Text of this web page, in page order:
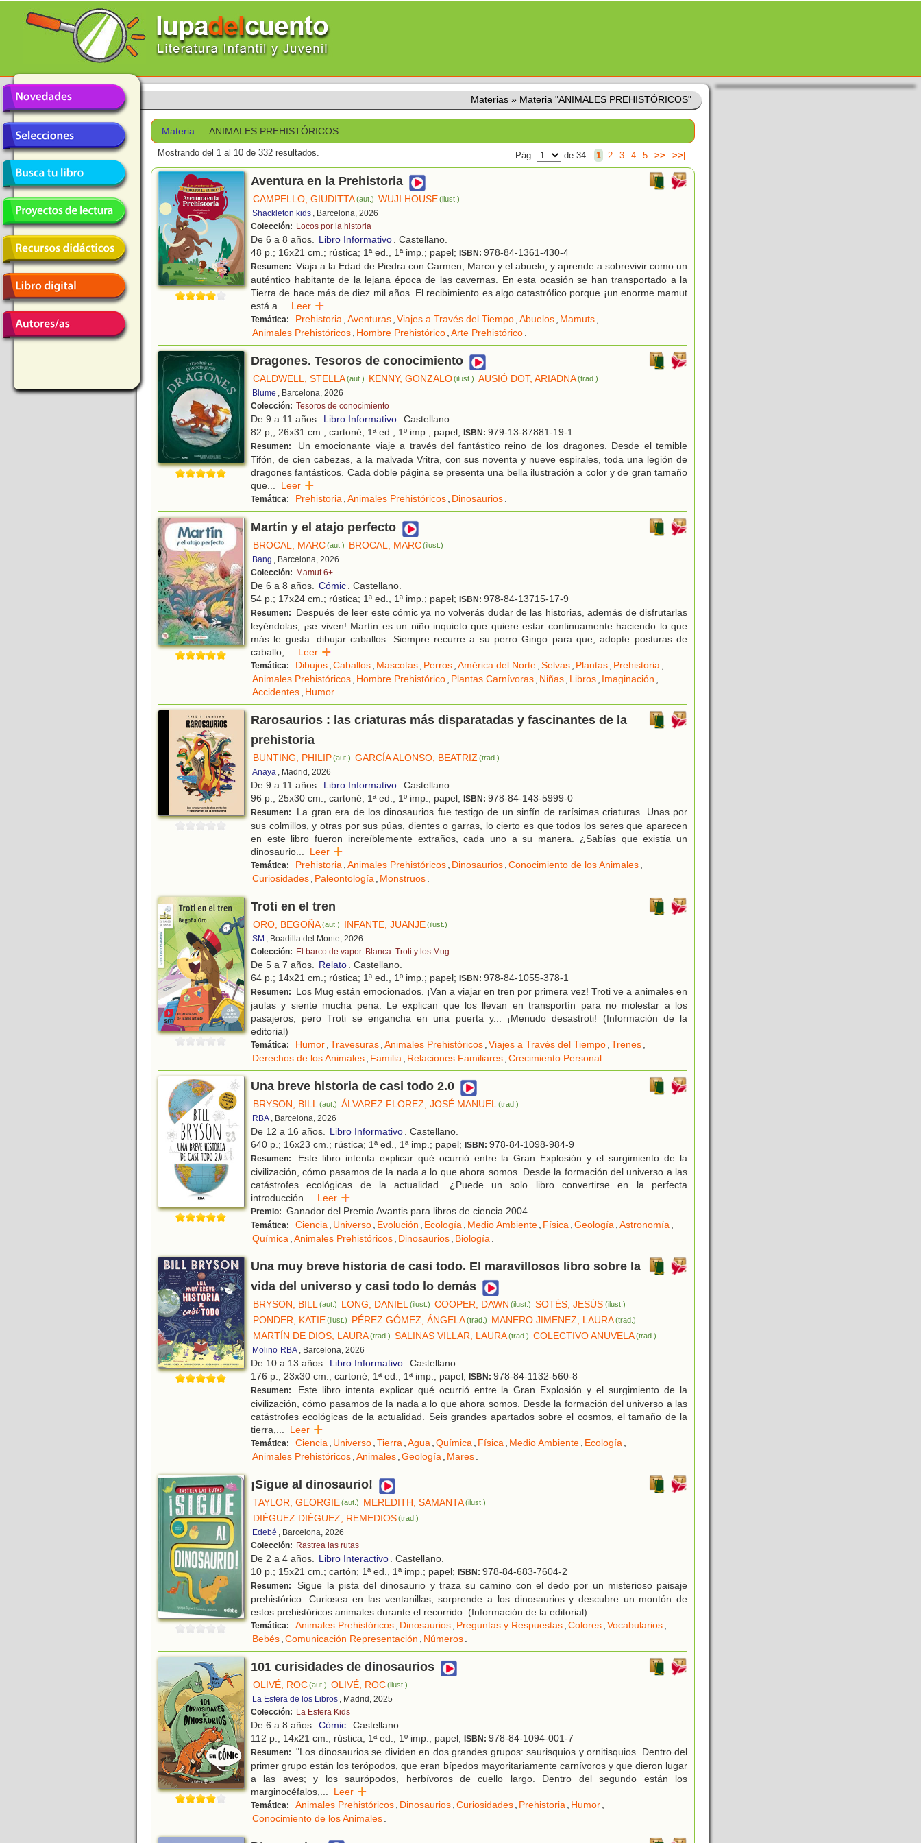
Materias » Materia "ANIMALES PREHISTÓRICOS"
Materia: ANIMALES PREHISTÓRICOS
Mostrando del 1 al 10 de 332 resultados. Pág. de 34. 1 2 3 4 5 >> >>|
Aventura en la Prehistoria
CAMPELLO, GIUDITTA(aut.) WUJI HOUSE(ilust.)
Shackleton kids , Barcelona, 2026
Colección: Locos por la historia
De 6 a 8 años. Libro Informativo. Castellano.
48 p.; 16x21 cm.; rústica; 1ª ed., 1ª imp.; papel; ISBN: 978-84-1361-430-4
Resumen: Viaja a la Edad de Piedra con Carmen, Marco y el abuelo, y aprende a sobrevivir como un
auténtico habitante de la lejana época de las cavernas. En esta ocasión se han transportado a la
Tierra de hace más de diez mil años. El recibimiento es algo catastrófico porque ¡un enorme mamut
está a... Leer
Temática: Prehistoria,Aventuras,Viajes a Través del Tiempo,Abuelos, Mamuts,
Animales Prehistóricos, Hombre Prehistórico,Arte Prehistórico.
Dragones. Tesoros de conocimiento
CALDWELL, STELLA(aut.) KENNY, GONZALO(ilust.) AUSIÓ DOT, ARIADNA(trad.)
Blume , Barcelona, 2026
Colección: Tesoros de conocimiento
De 9 a 11 años. Libro Informativo. Castellano.
82 p,; 26x31 cm.; cartoné; 1ª ed., 1º imp.; papel; ISBN: 979-13-87881-19-1
Resumen:
Un emocionante viaje a través del fantástico reino de los dragones. Desde el temible
Tifón, de cien cabezas, a la malvada Vritra, con sus noventa y nueve espirales, toda una legión de
dragones fantásticos. Cada doble página se presenta una bella ilustración a color y de gran tamaño
que... Leer
Temática: Prehistoria,Animales Prehistóricos, Dinosaurios.
Martín y el atajo perfecto
BROCAL, MARC(aut.) BROCAL, MARC(ilust.)
Bang , Barcelona, 2026
Colección: Mamut 6+
De 6 a 8 años. Cómic. Castellano.
54 p.; 17x24 cm.; rústica; 1ª ed., 1ª imp.; papel; ISBN: 978-84-13715-17-9
Resumen:
Después de leer este cómic ya no volverás dudar de las historias, además de disfrutarlas
leyéndolas, ¡se viven! Martín es un niño inquieto que quiere estar continuamente haciendo lo que
más le gusta: dibujar caballos. Siempre recurre a su perro Gingo para que, adopte posturas de
caballo,... Leer
Temática: Dibujos,Caballos, Mascotas, Perros,América del Norte,Selvas, Plantas, Prehistoria,
Animales Prehistóricos, Hombre Prehistórico, Plantas Carnívoras, Niñas, Libros, Imaginación ,
Accidentes, Humor.
Rarosaurios : las criaturas más disparatadas y fascinantes de la
prehistoria
BUNTING, PHILIP(aut.) GARCÍA ALONSO, BEATRIZ(trad.)
Anaya , Madrid, 2026
De 9 a 11 años. Libro Informativo. Castellano.
96 p.; 25x30 cm.; cartoné; 1ª ed., 1º imp.; papel; ISBN: 978-84-143-5999-0
Resumen:
La gran era de los dinosaurios fue testigo de un sinfín de rarísimas criaturas. Unas por
sus colmillos, y otras por sus púas, dientes o garras, lo cierto es que todos los seres que aparecen
en este libro fueron increíblemente extraños, cada uno a su manera. ¿Sabías que existía un
dinosaurio... Leer
Temática: Prehistoria,Animales Prehistóricos, Dinosaurios,Conocimiento de los Animales,
Curiosidades, Paleontología, Monstruos.
Troti en el tren
ORO, BEGOÑA(aut.) INFANTE, JUANJE(ilust.)
SM , Boadilla del Monte, 2026
Colección: El barco de vapor. Blanca. Troti y los Mug
De 5 a 7 años. Relato. Castellano.
64 p.; 14x21 cm.; rústica; 1ª ed., 1º imp.; papel; ISBN: 978-84-1055-378-1
Resumen:
Los Mug están emocionados. ¡Van a viajar en tren por primera vez! Troti ve a animales en
jaulas y siente mucha pena. Le explican que los llevan en transportín para no molestar a los
pasajeros, pero Troti se engancha en una puerta y... ¡Menudo desastroti! (Información de la
editorial)
Temática: Humor,Travesuras,Animales Prehistóricos,Viajes a Través del Tiempo,Trenes,
Derechos de los Animales, Familia, Relaciones Familiares,Crecimiento Personal.
Una breve historia de casi todo 2.0
BRYSON, BILL(aut.) ÁLVAREZ FLOREZ, JOSÉ MANUEL(trad.)
RBA , Barcelona, 2026
De 12 a 16 años. Libro Informativo. Castellano.
640 p.; 16x23 cm.; rústica; 1ª ed., 1ª imp.; papel; ISBN: 978-84-1098-984-9
Resumen:
Este libro intenta explicar qué ocurrió entre la Gran Explosión y el surgimiento de la
civilización, cómo pasamos de la nada a lo que ahora somos. Desde la formación del universo a las
catástrofes ecológicas de la actualidad. ¿Puede un solo libro convertirse en la perfecta
introducción... Leer
Premio: Ganador del Premio Avantis para libros de ciencia 2004
Temática: Ciencia, Universo, Evolución , Ecología, Medio Ambiente, Física,Geología,Astronomía,
Química,Animales Prehistóricos, Dinosaurios, Biología.
Una muy breve historia de casi todo. El maravillosos libro sobre la
vida del universo y casi todo lo demás
BRYSON, BILL(aut.) LONG, DANIEL(ilust.) COOPER, DAWN (ilust.) SOTÉS, JESÚS (ilust.)
PONDER, KATIE(ilust.) PÉREZ GÓMEZ, ÁNGELA(trad.) MANERO JIMENEZ, LAURA(trad.)
MARTÍN DE DIOS, LAURA(trad.) SALINAS VILLAR, LAURA(trad.) COLECTIVO ANUVELA(trad.)
Molino RBA , Barcelona, 2026
De 10 a 13 años. Libro Informativo. Castellano.
176 p.; 23x30 cm.; cartoné; 1ª ed., 1ª imp.; papel; ISBN: 978-84-1132-560-8
Resumen:
Este libro intenta explicar qué ocurrió entre la Gran Explosión y el surgimiento de la
civilización, cómo pasamos de la nada a lo que ahora somos. Desde la formación del universo a las
catástrofes ecológicas de la actualidad. Seis grandes apartados sobre el cosmos, el tamaño de la
tierra,... Leer
Temática: Ciencia, Universo,Tierra,Agua,Química, Física, Medio Ambiente, Ecología,
Animales Prehistóricos,Animales,Geología, Mares.
¡Sigue al dinosaurio!
TAYLOR, GEORGIE(aut.) MEREDITH, SAMANTA(ilust.)
DIÉGUEZ DIÉGUEZ, REMEDIOS(trad.)
Edebé , Barcelona, 2026
Colección: Rastrea las rutas
De 2 a 4 años. Libro Interactivo. Castellano.
10 p.; 15x21 cm.; cartón; 1ª ed., 1ª imp.; papel; ISBN: 978-84-683-7604-2
Resumen:
Sigue la pista del dinosaurio y traza su camino con el dedo por un misterioso paisaje
prehistórico. Curiosea en las ventanillas, sorprende a los dinosaurios y descubre un montón de
estos prehistóricos animales durante el recorrido. (Información de la editorial)
Temática: Animales Prehistóricos, Dinosaurios, Preguntas y Respuestas,Colores,Vocabularios,
Bebés,Comunicación Representación , Números.
101 curisidades de dinosaurios
OLIVÉ, ROC(aut.) OLIVÉ, ROC(ilust.)
La Esfera de los Libros , Madrid, 2025
Colección: La Esfera Kids
De 6 a 8 años. Cómic. Castellano.
112 p.; 14x21 cm.; rústica; 1ª ed., 1º imp.; papel; ISBN: 978-84-1094-001-7
Resumen: "Los dinosaurios se dividen en dos grandes grupos: saurisquios y ornitisquios. Dentro del
primer grupo están los terópodos, que eran bípedos mayoritariamente carnívoros y que dieron lugar
a las aves; y los saurópodos, herbívoros de cuello largo. Dentro del segundo están los
marginocéfalos,... Leer
Temática: Animales Prehistóricos, Dinosaurios,Curiosidades, Prehistoria, Humor,
Conocimiento de los Animales.